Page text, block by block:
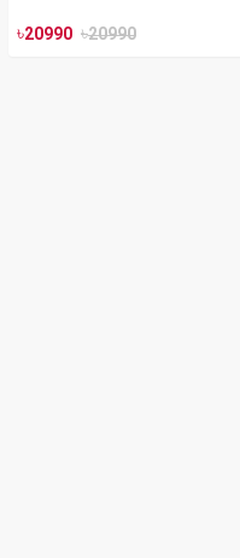
৳20990 ৳20990